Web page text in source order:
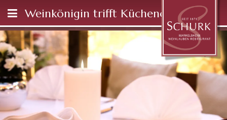
Weinkönigin trifft Küchenchef